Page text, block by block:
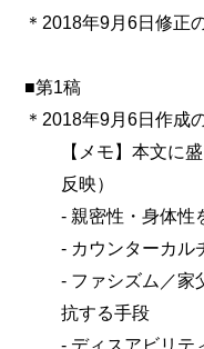
＊2018年9月6日修正
■第1稿
＊2018年9月6日作成
【メモ】本文に
反映）
‐ 親密性・身体性
‐ カウンターカ
‐ ファシズム／
抗する手段
‐ ディスアビリ